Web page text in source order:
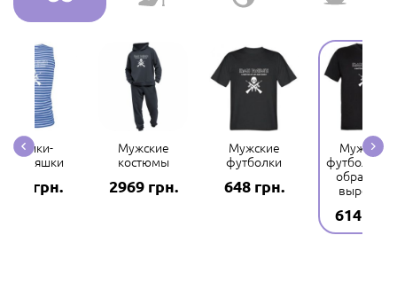
Майки-
тельняшки
298 грн.
Мужские
костюмы
2969 грн.
Мужские
футболки
648 грн.
Мужские
футболки с
образным
вырезом
614 грн.